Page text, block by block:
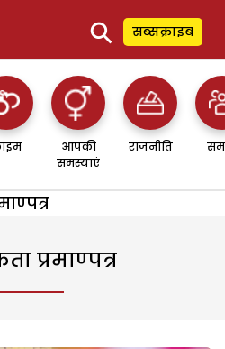
⚲ सब्सक्राइब
आपकी
समस्याएं
राजनीति
प्रमाण्पत्र